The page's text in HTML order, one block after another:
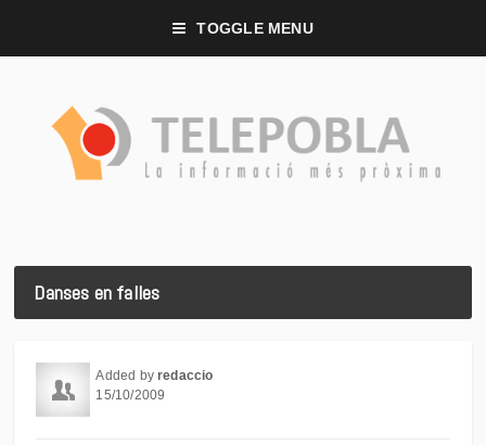
TOGGLE MENU
Danses en falles
Added byredaccio
15/10/2009